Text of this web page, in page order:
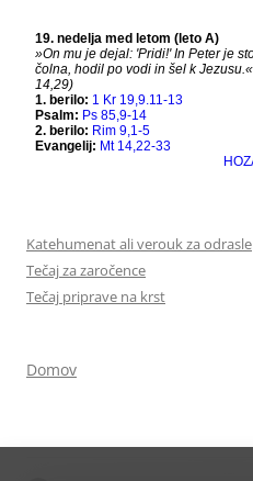
Katehumenat ali verouk za odrasle
Tečaj za zaročence
Tečaj priprave na krst
Domov